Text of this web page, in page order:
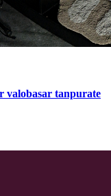
valobasar tanpurate